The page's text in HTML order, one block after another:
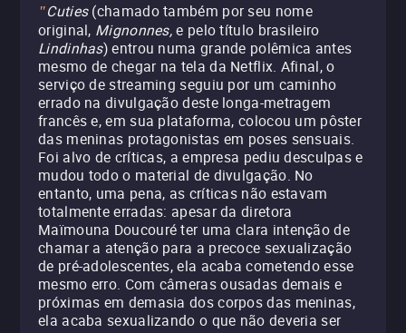
"Cuties(chamado também por seu nome
original, Mignonnes,e pelo título brasileiro
Lindinhas) entrou numa grande polêmica antes
mesmo de chegar na tela da Netflix. Afinal, o
serviço de streaming seguiu por um caminho
errado na divulgação deste longa-metragem
francês e, em sua plataforma, colocou um pôster
das meninas protagonistas em poses sensuais.
Foi alvo de críticas, a empresa pediu desculpas e
mudou todo o material de divulgação. No
entanto, uma pena, as críticas não estavam
totalmente erradas: apesar da diretora
Maïmouna Doucouré ter uma clara intenção de
chamar a atenção para a precoce sexualização
de pré-adolescentes, ela acaba cometendo esse
mesmo erro. Com câmeras ousadas demais e
próximas em demasia dos corpos das meninas,
ela acaba sexualizando o que não deveria ser